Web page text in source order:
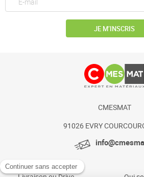
JE M’INSCRIS
CMESMAT
91026 EVRY